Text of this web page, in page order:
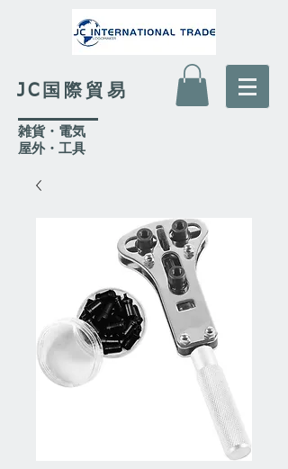
JC国際貿易
​雑貨・電気
​屋外・工具